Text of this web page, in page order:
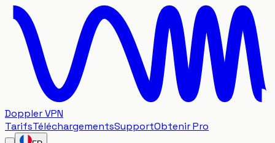
Doppler VPN
TarifsTéléchargementsSupportObtenir Pro